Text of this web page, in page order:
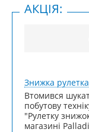
АКЦІЯ:
Знижка
Втомився
побутову
"Рулетку
магазині